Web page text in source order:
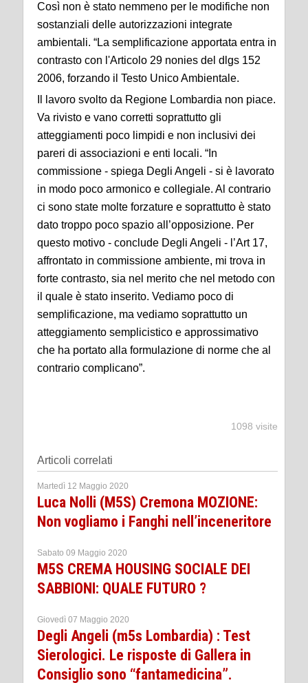
Così non è stato nemmeno per le modifiche non
sostanziali delle autorizzazioni integrate
ambientali. “La semplificazione apportata entra in
contrasto con l'Articolo 29 nonies del dlgs 152
2006, forzando il Testo Unico Ambientale.
Il lavoro svolto da Regione Lombardia non piace.
Va rivisto e vano corretti soprattutto gli
atteggiamenti poco limpidi e non inclusivi dei
pareri di associazioni e enti locali. “In
commissione - spiega Degli Angeli - si è lavorato
in modo poco armonico e collegiale. Al contrario
ci sono state molte forzature e soprattutto è stato
dato troppo poco spazio all’opposizione. Per
questo motivo - conclude Degli Angeli - l’Art 17,
affrontato in commissione ambiente, mi trova in
forte contrasto, sia nel merito che nel metodo con
il quale è stato inserito. Vediamo poco di
semplificazione, ma vediamo soprattutto un
atteggiamento semplicistico e approssimativo
che ha portato alla formulazione di norme che al
contrario complicano”.
1098 visite
Articoli correlati
Martedì 12 Maggio 2020
Luca Nolli (M5S) Cremona MOZIONE:
Non vogliamo i Fanghi nell’inceneritore
Sabato 09 Maggio 2020
M5S CREMA HOUSING SOCIALE DEI
SABBIONI: QUALE FUTURO ?
Giovedì 07 Maggio 2020
Degli Angeli (m5s Lombardia) : Test
Sierologici. Le risposte di Gallera in
Consiglio sono “fantamedicina”.